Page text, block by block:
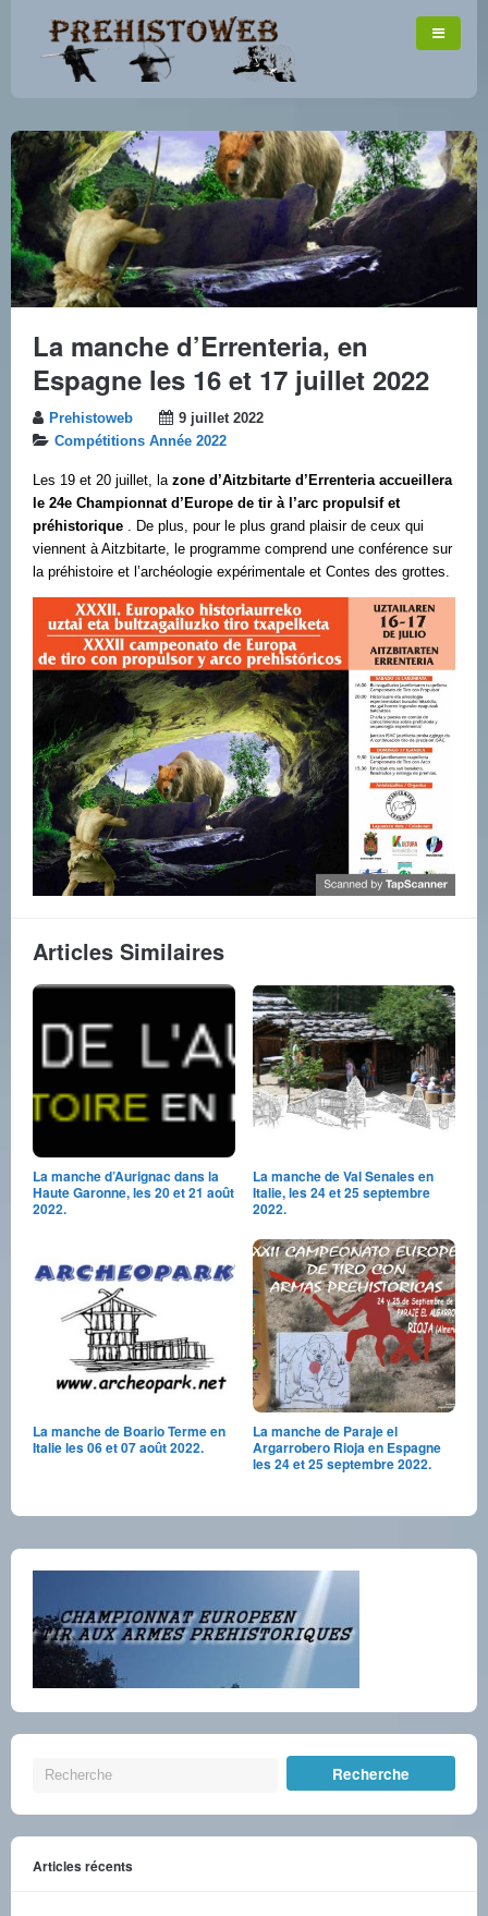
La manche d’Errenteria, en
Espagne les 16 et 17 juillet 2022
Prehistoweb
9 juillet 2022
Compétitions Année 2022
Les 19 et 20 juillet, la zone d’Aitzbitarte d’Errenteria accueillera
le 24e Championnat d’Europe de tir à l’arc propulsif et
préhistorique . De plus, pour le plus grand plaisir de ceux qui
viennent à Aitzbitarte, le programme comprend une conférence sur
la préhistoire et l’archéologie expérimentale et Contes des grottes.
Articles Similaires
La manche d’Aurignac dans la
Haute Garonne, les 20 et 21 août
2022.
La manche de Val Senales en
Italie, les 24 et 25 septembre
2022.
La manche de Boario Terme en
Italie les 06 et 07 août 2022.
La manche de Paraje el
Argarrobero Rioja en Espagne
les 24 et 25 septembre 2022.
Articles récents